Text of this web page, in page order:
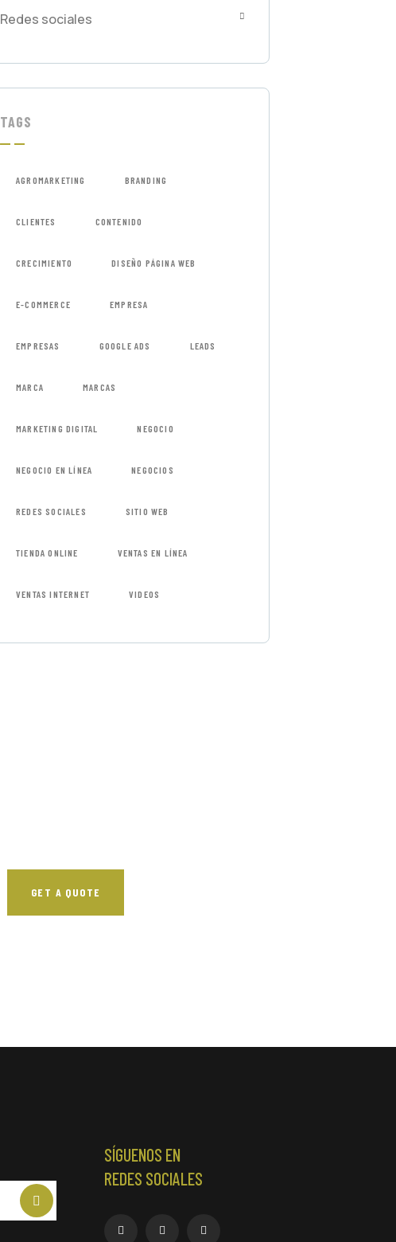
Redes sociales
TAGS
AGROMARKETING BRANDING
CLIENTES CONTENIDO
CRECIMIENTO DISEÑO PÁGINA WEB
E-COMMERCE EMPRESA
EMPRESAS GOOGLE ADS LEADS
MARCA MARCAS
MARKETING DIGITAL NEGOCIO
NEGOCIO EN LÍNEA NEGOCIOS
REDES SOCIALES SITIO WEB
TIENDA ONLINE VENTAS EN LÍNEA
VENTAS INTERNET VIDEOS
GET A QUOTE
SÍGUENOS EN
REDES SOCIALES